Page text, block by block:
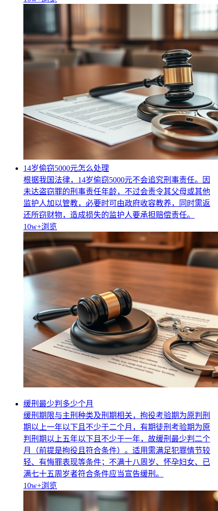
14岁偷窃5000元怎么处理
根据我国法律，14岁偷窃5000元不会追究刑事责任。因
未达盗窃罪的刑事责任年龄，不过会责令其父母或其他
监护人加以管教，必要时可由政府收容教养，同时需返
还所窃财物，造成损失的监护人要承担赔偿责任。
10w+浏览
缓刑最少判多少个月
缓刑期限与主刑种类及刑期相关，拘役考验期为原判刑
期以上一年以下且不少于二个月，有期徒刑考验期为原
判刑期以上五年以下且不少于一年，故缓刑最少判二个
月（前提是拘役且符合条件）。适用需满足犯罪情节较
轻、有悔罪表现等条件；不满十八周岁、怀孕妇女、已
满七十五周岁者符合条件应当宣告缓刑。
10w+浏览